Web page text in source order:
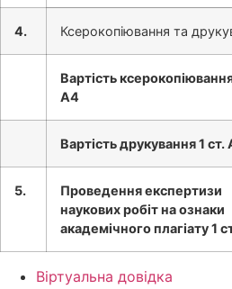
4. Ксерокопіювання та
Вартість
А4
Вартість друкування 1 ст.
5.
Проведення експертизи
наукових робіт на ознаки
академічного плагіату 1
Віртуальна довідка